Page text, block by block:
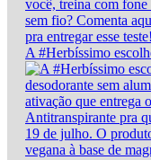
A #Herbíssimo